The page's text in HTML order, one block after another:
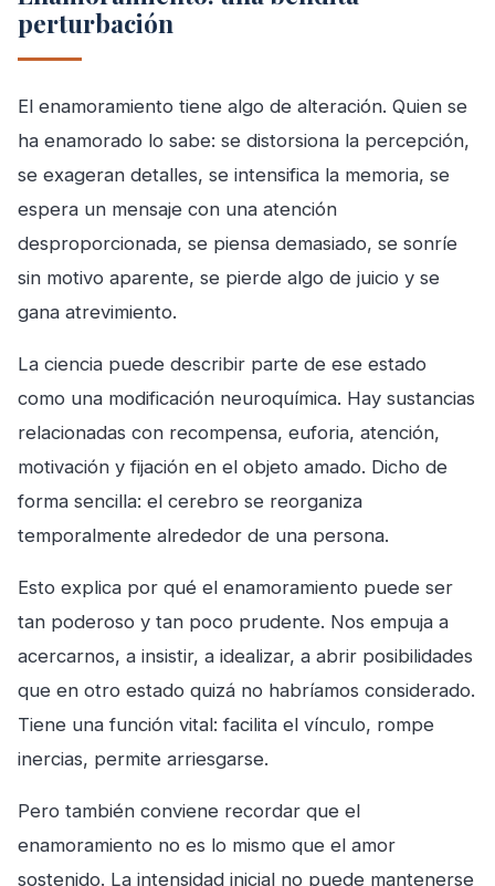
perturbación
El enamoramiento tiene algo de alteración. Quien se
ha enamorado lo sabe: se distorsiona la percepción,
se exageran detalles, se intensifica la memoria, se
espera un mensaje con una atención
desproporcionada, se piensa demasiado, se sonríe
sin motivo aparente, se pierde algo de juicio y se
gana atrevimiento.
La ciencia puede describir parte de ese estado
como una modificación neuroquímica. Hay sustancias
relacionadas con recompensa, euforia, atención,
motivación y fijación en el objeto amado. Dicho de
forma sencilla: el cerebro se reorganiza
temporalmente alrededor de una persona.
Esto explica por qué el enamoramiento puede ser
tan poderoso y tan poco prudente. Nos empuja a
acercarnos, a insistir, a idealizar, a abrir posibilidades
que en otro estado quizá no habríamos considerado.
Tiene una función vital: facilita el vínculo, rompe
inercias, permite arriesgarse.
Pero también conviene recordar que el
enamoramiento no es lo mismo que el amor
sostenido. La intensidad inicial no puede mantenerse